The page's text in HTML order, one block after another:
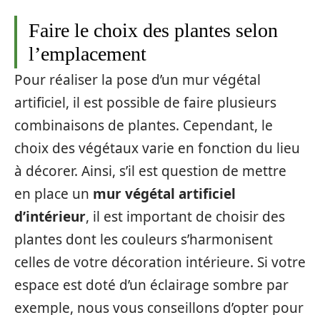
Faire le choix des plantes selon
l’emplacement
Pour réaliser la pose d’un mur végétal
artificiel, il est possible de faire plusieurs
combinaisons de plantes. Cependant, le
choix des végétaux varie en fonction du lieu
à décorer. Ainsi, s’il est question de mettre
en place un mur végétal artificiel
d’intérieur, il est important de choisir des
plantes dont les couleurs s’harmonisent
celles de votre décoration intérieure. Si votre
espace est doté d’un éclairage sombre par
exemple, nous vous conseillons d’opter pour